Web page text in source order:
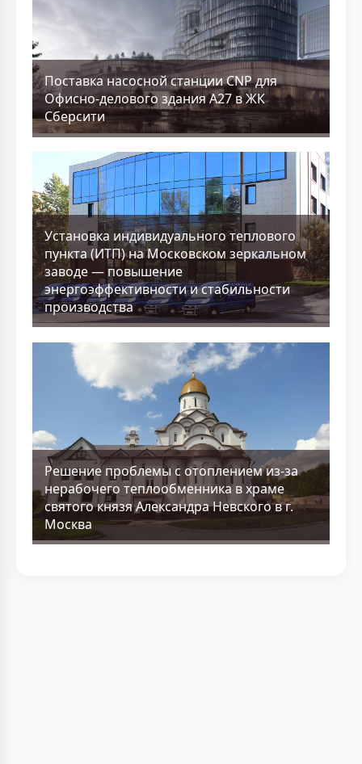
Поставка насосной станции CNP для
Офисно-делового здания А27 в ЖК
Сберсити
Установка индивидуального теплового
пункта (ИТП) на Московском зеркальном
заводе — повышение
энергоэффективности и стабильности
производства
Решение проблемы с отоплением из-за
нерабочего теплообменника в храме
святого князя Александра Невского в г.
Москва